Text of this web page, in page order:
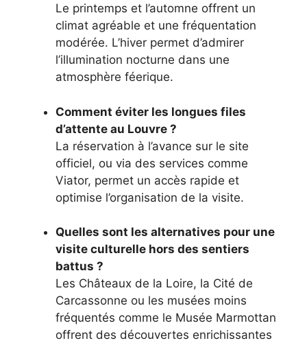
Le printemps et l’automne offrent un
climat agréable et une fréquentation
modérée. L’hiver permet d’admirer
l’illumination nocturne dans une
atmosphère féerique.
Comment éviter les longues files
d’attente au Louvre ?
La réservation à l’avance sur le site
officiel, ou via des services comme
Viator, permet un accès rapide et
optimise l’organisation de la visite.
Quelles sont les alternatives pour une
visite culturelle hors des sentiers
battus ?
Les Châteaux de la Loire, la Cité de
Carcassonne ou les musées moins
fréquentés comme le Musée Marmottan
offrent des découvertes enrichissantes